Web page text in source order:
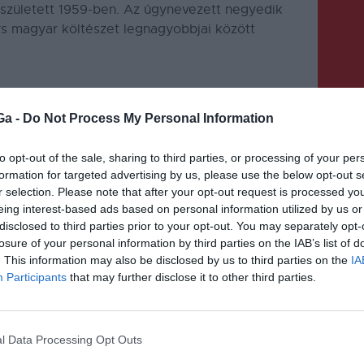
- Do Not Process My Personal Information
opt-out of the sale, sharing to third parties, or processing of your
for targeted advertising by us, please use the below opt-out
selection. Please note that after your opt-out request is processed
interest-based ads based on personal information utilized by us
to third parties prior to your opt-out. You may separately
of your personal information by third parties on the IAB’s list of
This information may also be disclosed by us to third parties on the
Participants that may further disclose it to other third parties.
Data Processing Opt Outs
1959-ben. Az úgynevezett negyedik
magyar költészet legnagyobbjai között
KÖVETKEZŐ BEJEGYZÉS
Látványosan drágítja az
üzemanyagokat 2024-ben a
jövedéki adó januári és júliusi
emelése